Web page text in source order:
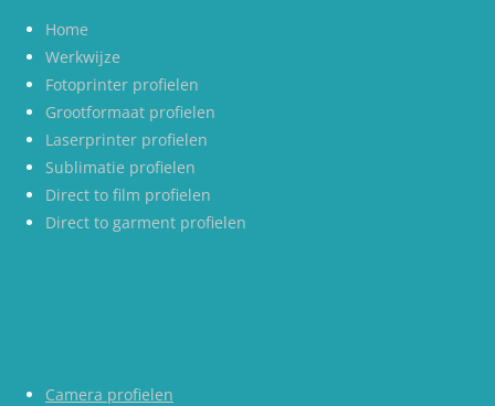
Home
Werkwijze
Fotoprinter profielen
Grootformaat profielen
Laserprinter profielen
Sublimatie profielen
Direct to film profielen
Direct to garment profielen
Camera profielen